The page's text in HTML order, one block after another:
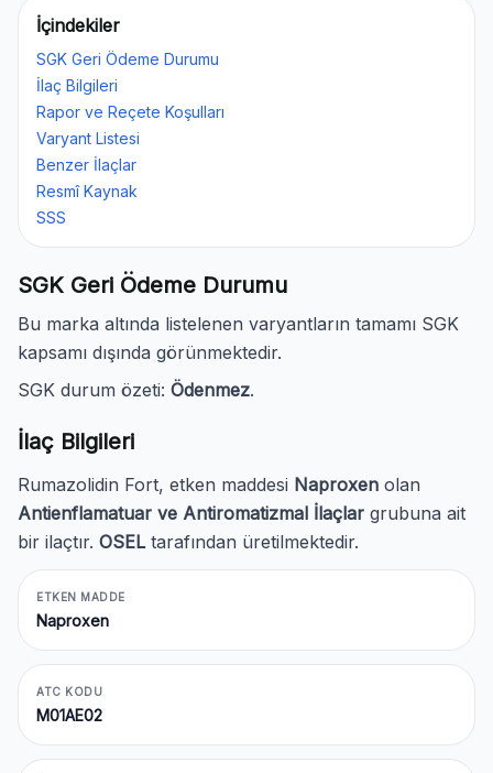
İçindekiler
SGK Geri Ödeme Durumu
İlaç Bilgileri
Rapor ve Reçete Koşulları
Varyant Listesi
Benzer İlaçlar
Resmî Kaynak
SSS
SGK Geri Ödeme Durumu
Bu marka altında listelenen varyantların tamamı SGK
kapsamı dışında görünmektedir.
SGK durum özeti: Ödenmez.
İlaç Bilgileri
Rumazolidin Fort, etken maddesi Naproxen olan
Antienflamatuar ve Antiromatizmal İlaçlar grubuna ait
bir ilaçtır. OSELtarafından üretilmektedir.
ETKEN MADDE
Naproxen
ATC KODU
M01AE02